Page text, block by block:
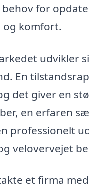
for
komfort.
udvikler
En
det giver en
en erfaren
professionelt
velovervejet
et firma